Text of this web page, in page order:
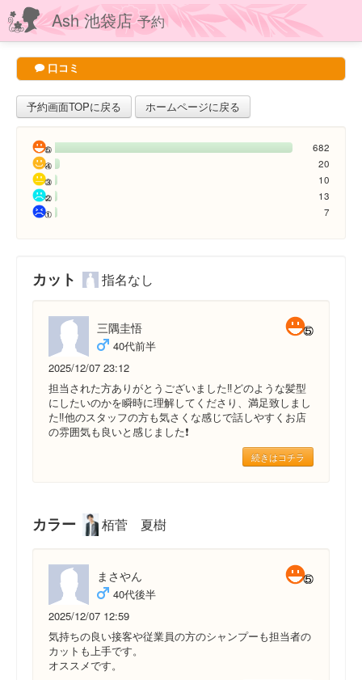
Ash 池袋店予約
口コミ
予約画面TOPに戻る ホームページに戻る
682
20
10
13
7
カット 指名なし
三隅圭悟
40代前半
2025/12/07 23:12
担当された方ありがとうございました‼️どのような髪型
にしたいのかを瞬時に理解してくださり、満足致しまし
た‼️他のスタッフの方も気さくな感じで話しやすくお店
の雰囲気も良いと感じました❗️
続きはコチラ
カラー 栢菅 夏樹
まさやん
40代後半
2025/12/07 12:59
気持ちの良い接客や従業員の方のシャンプーも担当者の
カットも上手です。
オススメです。